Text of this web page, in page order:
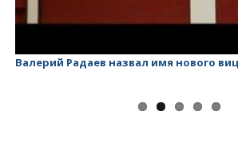
Валерий Радаев назвал имя нового